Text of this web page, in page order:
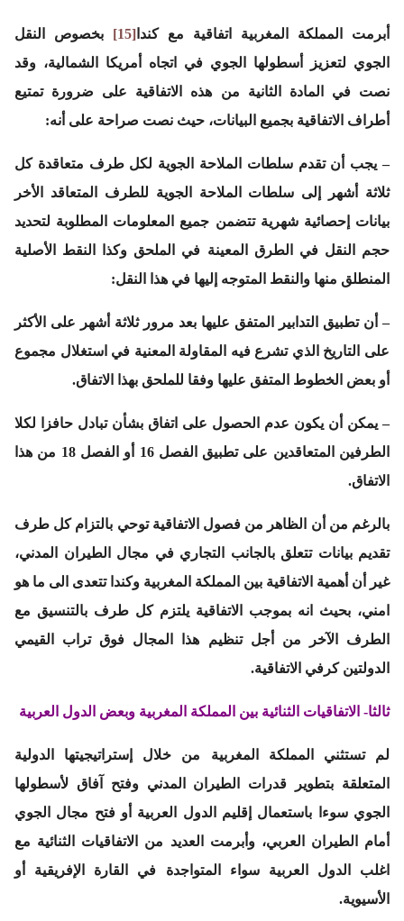
أبرمت المملكة المغربية اتفاقية مع كندا [15]
بخصوص النقل
الجوي لتعزيز أسطولها الجوي في اتجاه أمريكا الشمالية، وقد
نصت في المادة الثانية من هذه الاتفاقية على ضرورة تمتيع
أطراف الاتفاقية بجميع البيانات، حيث نصت صراحة على أنه:
– يجب أن تقدم سلطات الملاحة الجوية لكل طرف متعاقدة كل
ثلاثة أشهر إلى سلطات الملاحة الجوية للطرف المتعاقد الأخر
بيانات إحصائية شهرية تتضمن جميع المعلومات المطلوبة لتحديد
حجم النقل في الطرق المعينة في الملحق وكذا النقط الأصلية
المنطلق منها والنقط المتوجه إليها في هذا النقل:
– أن تطبيق التدابير المتفق عليها بعد مرور ثلاثة أشهر على الأكثر
على التاريخ الذي تشرع فيه المقاولة المعنية في استغلال مجموع
أو بعض الخطوط المتفق عليها وفقا للملحق بهذا الاتفاق.
– يمكن أن يكون عدم الحصول على اتفاق بشأن تبادل حافزا لكلا
الطرفين المتعاقدين على تطبيق الفصل 16 أو الفصل 18 من هذا
الاتفاق.
بالرغم من أن الظاهر من فصول الاتفاقية توحي بالتزام كل طرف
تقديم بيانات تتعلق بالجانب التجاري في مجال الطيران المدني،
غير أن أهمية الاتفاقية بين المملكة المغربية وكندا تتعدى الى ما هو
امني، بحيث انه بموجب الاتفاقية يلتزم كل طرف بالتنسيق مع
الطرف الآخر من أجل تنظيم هذا المجال فوق تراب القيمي
الدولتين كرفي الاتفاقية.
ثالثا- الاتفاقيات الثنائية بين المملكة المغربية وبعض الدول العربية
لم تستثني المملكة المغربية من خلال إستراتيجيتها الدولية
المتعلقة بتطوير قدرات الطيران المدني وفتح آفاق لأسطولها
الجوي سوءا باستعمال إقليم الدول العربية أو فتح مجال الجوي
أمام الطيران العربي، وأبرمت العديد من الاتفاقيات الثنائية مع
اغلب الدول العربية سواء المتواجدة في القارة الإفريقية أو
الأسيوية.